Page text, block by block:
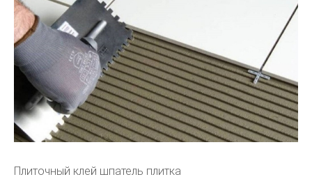
Плиточный клей шпатель плитка